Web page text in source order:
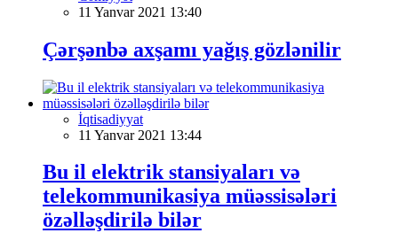
11 Yanvar 2021 13:40
Çərşənbə axşamı yağış gözlənilir
İqtisadiyyat
11 Yanvar 2021 13:44
Bu il elektrik stansiyaları və
telekommunikasiya müəssisələri
özəlləşdirilə bilər